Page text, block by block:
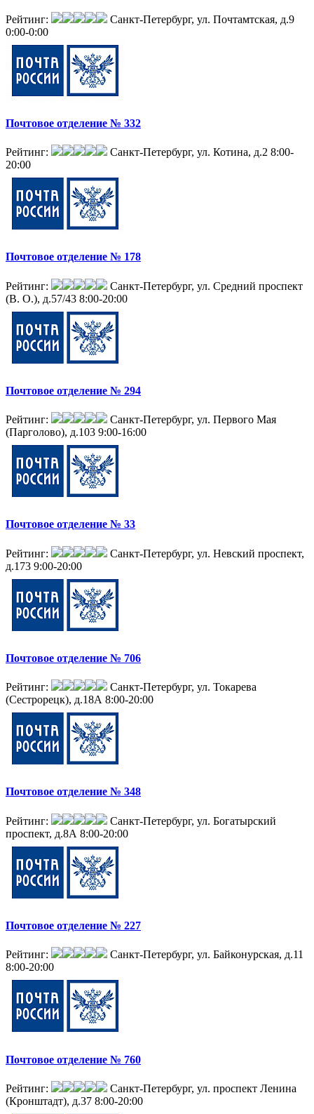
Рейтинг:
Санкт-Петербург, ул. Почтамтская, д.9
0:00-0:00
Почтовое отделение № 332
Рейтинг: Санкт-Петербург, ул. Котина, д.2 8:00-
20:00
Почтовое отделение № 178
Рейтинг:
Санкт-Петербург, ул. Средний проспект
(В. О.), д.57/43 8:00-20:00
Почтовое отделение № 294
Рейтинг:
Санкт-Петербург, ул. Первого Мая
(Парголово), д.103 9:00-16:00
Почтовое отделение № 33
Рейтинг:
Санкт-Петербург, ул. Невский проспект,
д.173 9:00-20:00
Почтовое отделение № 706
Рейтинг:
Санкт-Петербург, ул. Токарева
(Сестрорецк), д.18А 8:00-20:00
Почтовое отделение № 348
Рейтинг:
Санкт-Петербург, ул. Богатырский
проспект, д.8А 8:00-20:00
Почтовое отделение № 227
Рейтинг:
Санкт-Петербург, ул. Байконурская, д.11
8:00-20:00
Почтовое отделение № 760
Рейтинг:
Санкт-Петербург, ул. проспект Ленина
(Кронштадт), д.37 8:00-20:00